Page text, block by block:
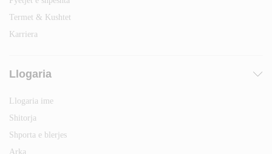
Termet & Kushtet
Karriera
Llogaria
Llogaria ime
Shitorja
Shporta e blerjes
Arka